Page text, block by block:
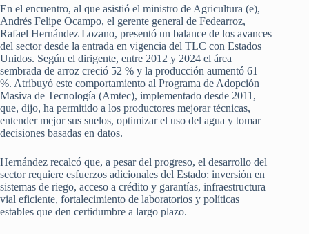
En el encuentro, al que asistió el ministro de Agricultura (e),
Andrés Felipe Ocampo, el gerente general de Fedearroz,
Rafael Hernández Lozano, presentó un balance de los avances
del sector desde la entrada en vigencia del TLC con Estados
Unidos. Según el dirigente, entre 2012 y 2024 el área
sembrada de arroz creció 52 % y la producción aumentó 61
%. Atribuyó este comportamiento al Programa de Adopción
Masiva de Tecnología (Amtec), implementado desde 2011,
que, dijo, ha permitido a los productores mejorar técnicas,
entender mejor sus suelos, optimizar el uso del agua y tomar
decisiones basadas en datos.
Hernández recalcó que, a pesar del progreso, el desarrollo del
sector requiere esfuerzos adicionales del Estado: inversión en
sistemas de riego, acceso a crédito y garantías, infraestructura
vial eficiente, fortalecimiento de laboratorios y políticas
estables que den certidumbre a largo plazo.